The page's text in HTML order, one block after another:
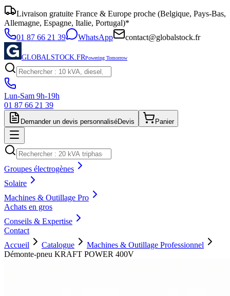
Livraison gratuite France & Europe proche (Belgique, Pays-Bas,
Allemagne, Espagne, Italie, Portugal)*
01 87 66 21 39
WhatsApp contact@globalstock.fr
GLOBALSTOCK.FRPowering Tomorrow
Lun-Sam 9h-19h
01 87 66 21 39
Demander un devis personnaliséDevis Panier
Groupes électrogènes
Solaire
Machines & Outillage Pro
Achats en gros
Conseils & Expertise
Contact
Accueil
Catalogue
Machines & Outillage Professionnel
Démonte-pneu KRAFT POWER 400V